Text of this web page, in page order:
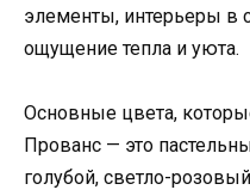
элементы, интерьеры в
ощущение тепла и уюта.
Основные цвета,
Прованс — это
голубой, светло-